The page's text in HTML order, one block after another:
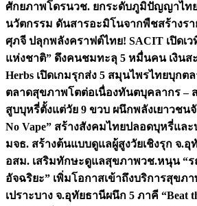
ศักยภาพโดรนวช. ยกระดับภูมิปัญญาไท
นวัตกรรม ดันสารอะมิโนจากพืชสร้างร
ศุภจี ปลุกพลังคราฟต์ไทย! SACIT เปิดเ
แห่งชาติ” ดึงคนชมทะลุ 5 หมื่นคน เงินส
Herbs เปิดเกมรุกส่ง 5 สมุนไพรไทยบุกต
ตลาดสุขภาพโตต่อเนื่องทันตบุคลากร –
สูบบุหรี่ตั้งแต่วัย 9 ขวบ ผนึกพลังเยาวชนจั
No Vape” สร้างสังคมไทยปลอดบุหรี่แล
มจธ. สร้างต้นแบบดูแลผู้สูงวัยเชิงรุก จ.อุ
อสม. เสริมทักษะดูแลสุขภาพวช.หนุน “
อัจฉริยะ” เพิ่มโอกาสเข้าถึงบริการสุขภ
เปราะบาง จ.อุทัยธานีผนึก 5 ภาคี “Beat